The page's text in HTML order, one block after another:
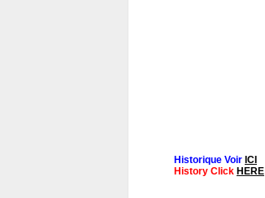
Historique Voir ICI
History Click HERE